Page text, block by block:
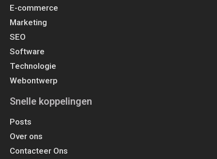
E-commerce
Marketing
SEO
Software
Technologie
Webontwerp
Snelle koppelingen
Posts
Over ons
Contacteer Ons